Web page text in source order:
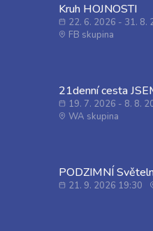
Kruh HOJNOSTI
22. 6. 2026 - 31. 8.
FB skupina
21denní cesta
19. 7. 2026 - 8. 8.
WA skupina
PODZIMNÍ
21. 9. 2026 19:30